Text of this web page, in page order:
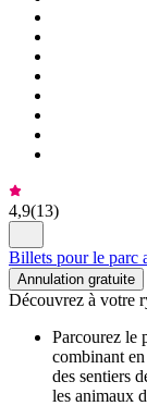
4,9(13)
Billets pour le parc
Annulation gratuite
Découvrez à votre
Parcourez le
combinant
des sentiers
les animaux